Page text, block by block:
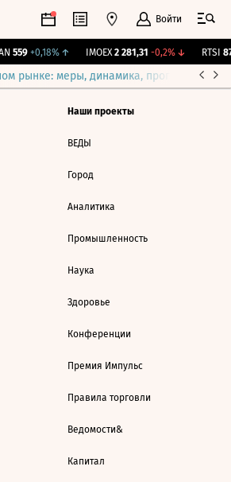
Войти
559 +0,18%↑ IMOEX 2 281,31 -0,2%↓ RTSI
рынке: меры, динамика, прогнозы
Наши проекты
ВЕДЫ
Город
Аналитика
Промышленность
Наука
Здоровье
Конференции
Премия Импульс
Правила торговли
Ведомости&
Капитал